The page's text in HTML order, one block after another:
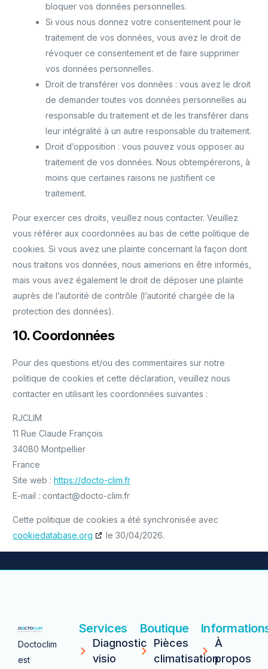
bloquer vos données personnelles.
Si vous nous donnez votre consentement pour le
traitement de vos données, vous avez le droit de
révoquer ce consentement et de faire supprimer
vos données personnelles.
Droit de transférer vos données : vous avez le droit
de demander toutes vos données personnelles au
responsable du traitement et de les transférer dans
leur intégralité à un autre responsable du traitement.
Droit d’opposition : vous pouvez vous opposer au
traitement de vos données. Nous obtempérerons, à
moins que certaines raisons ne justifient ce
traitement.
Pour exercer ces droits, veuillez nous contacter. Veuillez
vous référer aux coordonnées au bas de cette politique de
cookies. Si vous avez une plainte concernant la façon dont
nous traitons vos données, nous aimerions en être informés,
mais vous avez également le droit de déposer une plainte
auprès de l’autorité de contrôle (l’autorité chargée de la
protection des données).
10. Coordonnées
Pour des questions et/ou des commentaires sur notre
politique de cookies et cette déclaration, veuillez nous
contacter en utilisant les coordonnées suivantes :
RJCLIM
11 Rue Claude François
34080 Montpellier
France
Site web :https://docto-clim.fr
E-mail :contact@docto-clim.fr
Cette politique de cookies a été synchronisée avec
cookiedatabase.org
le 30/04/2026.
Doctoclim
est
Services
Diagnostic
visio
Boutique
Pièces
climatisation
À
propos